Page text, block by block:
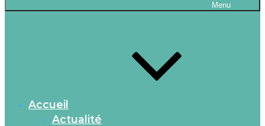
Menu
Accueil
Actualité